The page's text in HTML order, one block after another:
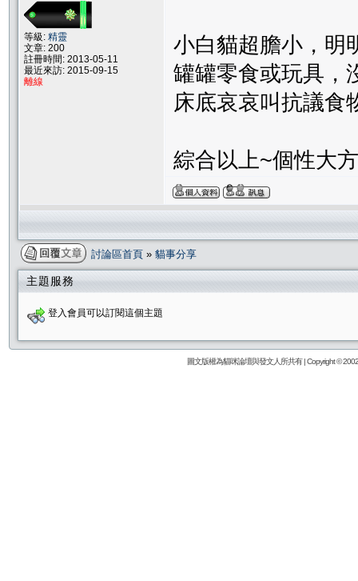
等級: 精靈
文章: 200
註冊時間: 2013-05-11
最近來訪: 2015-09-15
離線
小白貓超膽小，明
罐罐零食或玩具，
床底哀哀叫抗議食
綜合以上~個性大
討論區首頁 » 貓事分享
主題服務
登入會員可以訂閱這個主題
圖文版權為貓咪論壇與發文人所共有 | Copyright ©